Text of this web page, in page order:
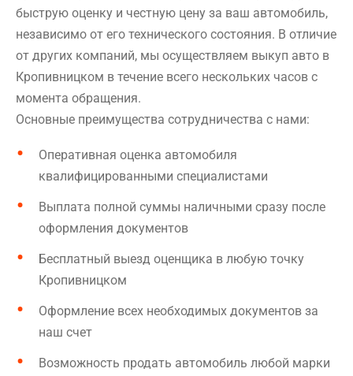
быструю оценку и честную цену за ваш автомобиль,
независимо от его технического состояния. В отличие
от других компаний, мы осуществляем выкуп авто в
Кропивницком в течение всего нескольких часов с
момента обращения.
Основные преимущества сотрудничества с нами:
Оперативная оценка автомобиля
квалифицированными специалистами
Выплата полной суммы наличными сразу после
оформления документов
Бесплатный выезд оценщика в любую точку
Кропивницком
Оформление всех необходимых документов за
наш счет
Возможность продать автомобиль любой марки